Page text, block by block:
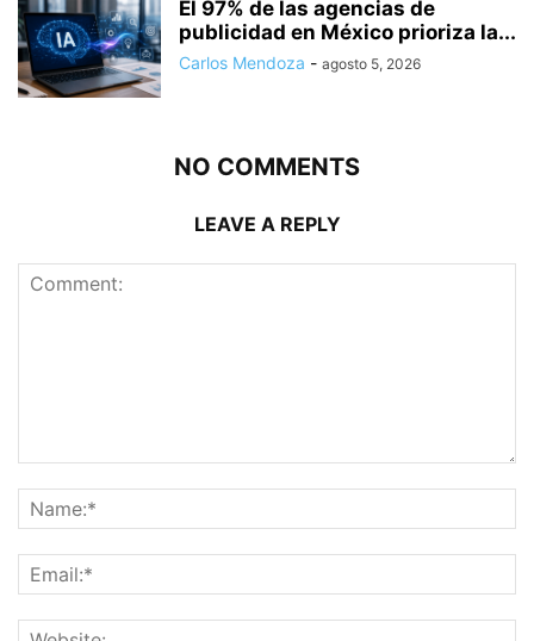
El 97% de las agencias de
publicidad en México prioriza la...
Carlos Mendoza - agosto 5, 2026
NO COMMENTS
LEAVE A REPLY